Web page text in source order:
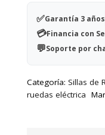
en espacios
eléctrica
plegable
Rueba
✅Garantía 3 años
💳Financia con
💬Soporte por
Categoría: Sillas de
ruedas eléctrica